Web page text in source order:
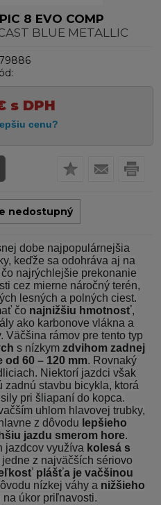
8 EVO COMP
BLUE METALLIC
s DPH
nedostupný
dobe najpopulárnejšia
keďže sa odohráva aj na
najrýchlejšie prekonanie
cez mierne náročný terén,
lesných a polných ciest.
čo najnižšiu hmotnosť,
ako karbonove vlákna a
Väčšina rámov pre tento typ
s nízkym zdvihom zadnej
60 – 120 mm. Rovnaký
Niektorí jazdci však
stavbu bicykla, ktorá
pri šliapaní do kopca.
uhlom hlavovej trubky,
z dôvodu lepšieho
jazdu smerom hore.
jazdcov využíva kolesá s
jedne z najväčších sériovo
plášťa je vačšinou
nízkej váhy a nižšieho
na úkor priľnavosti.